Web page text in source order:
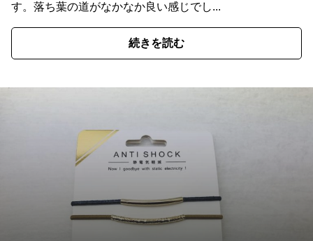
す。落ち葉の道がなかなか良い感じでし...
続きを読む